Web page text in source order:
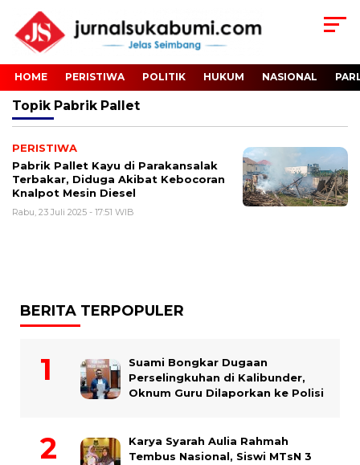
HOME PERISTIWA POLITIK HUKUM NASIONAL
Topik Pabrik Pallet
PERISTIWA
Pabrik Pallet Kayu di Parakansalak
Terbakar, Diduga Akibat Kebocoran
Knalpot Mesin Diesel
Rabu, 23 Juli 2025 - 17:51 WIB
BERITA TERPOPULER
Suami Bongkar Dugaan
Perselingkuhan di Kalibunder,
Oknum Guru Dilaporkan ke Polisi
Karya Syarah Aulia Rahmah
Tembus Nasional, Siswi MTsN 3